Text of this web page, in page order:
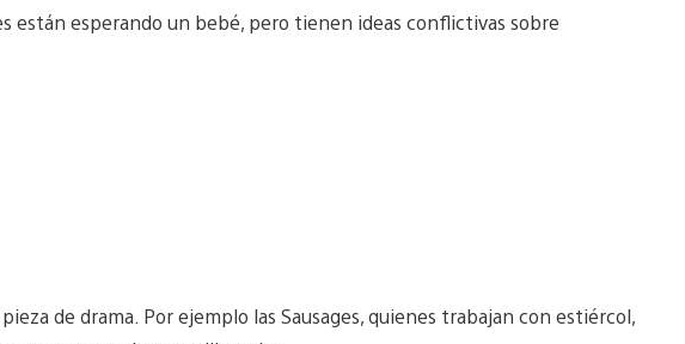
están esperando un bebé, pero tienen ideas conflictivas sobre
de drama. Por ejemplo las Sausages, quienes trabajan con estiércol,